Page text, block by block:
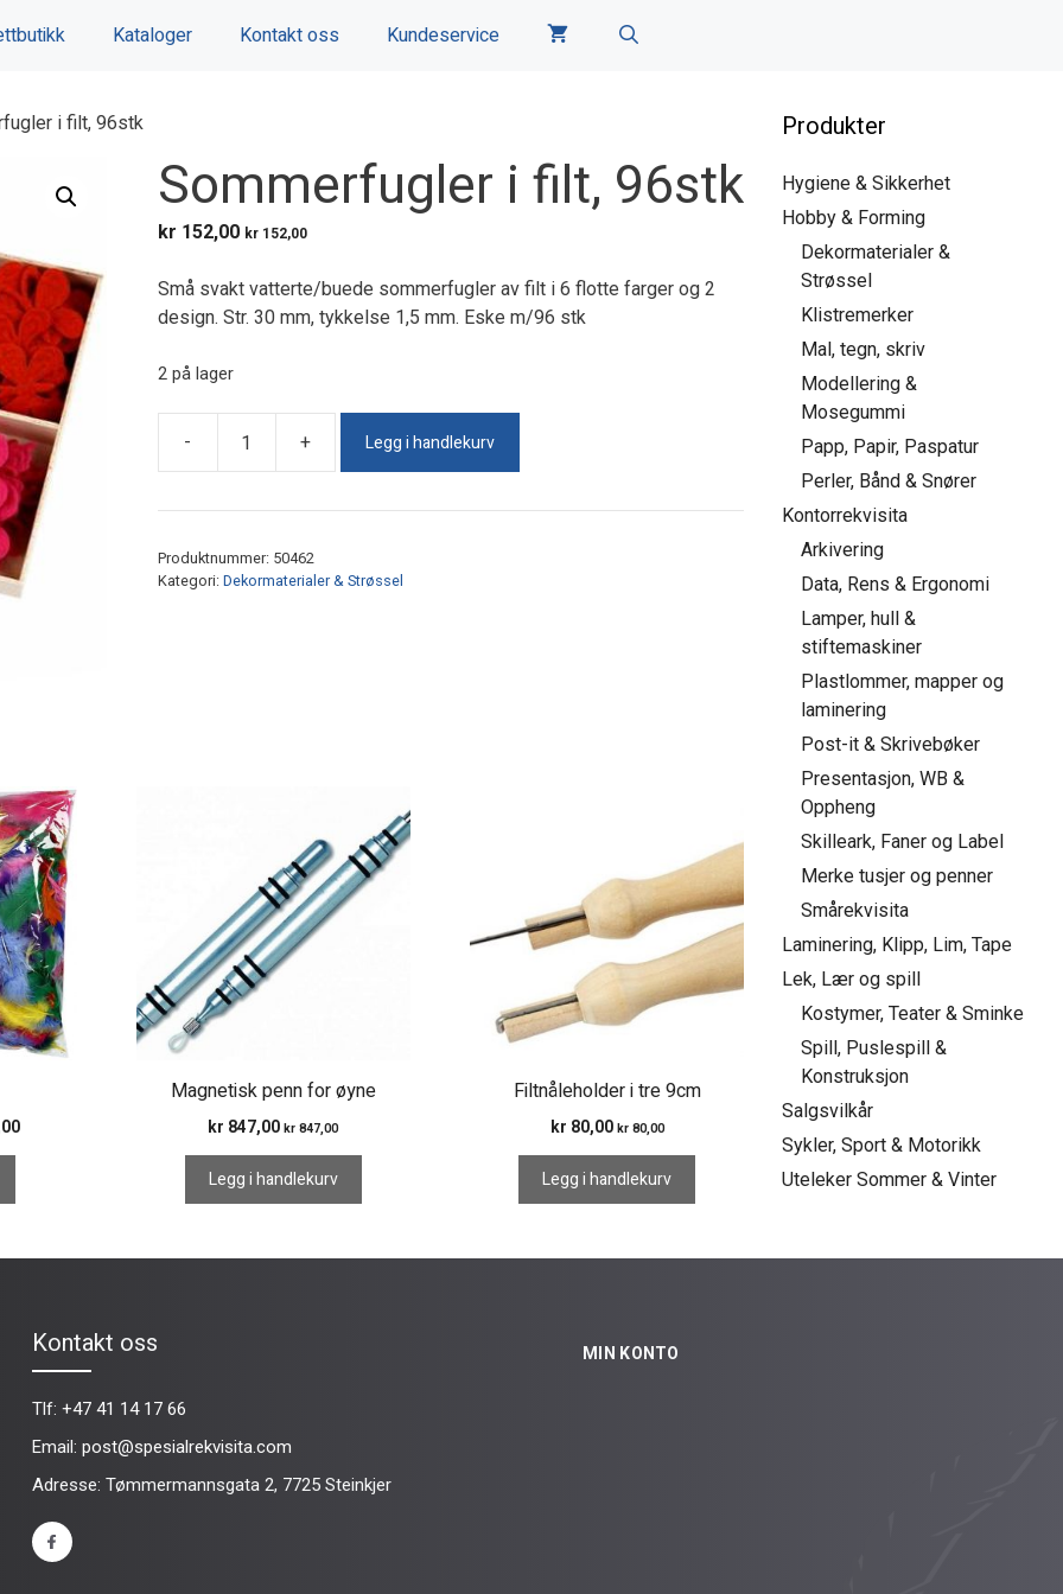
Kataloger Kontakt oss Kundeservice
i filt, 96stk
Sommerfugler i filt, 96stk
kr 152,00 kr152,00
Små svakt vatterte/buede sommerfugler av filt i 6 flotte farger og 2
design. Str. 30 mm, tykkelse 1,5 mm. Eske m/96 stk
2 på lager
-
Sommerfugler
filt,
antall
+ Legg i handlekurv
Produktnummer: 50462
Kategori: Dekormaterialer & Strøssel
Prisområde:
Magnetisk penn for øyne
kr 847,00 kr 847,00
Legg i handlekurv
Filtnåleholder i tre 9cm
kr 80,00 kr80,00
Legg i handlekurv
Produkter
Hygiene & Sikkerhet
Hobby & Forming
Dekormaterialer &
Strøssel
Klistremerker
Mal, tegn, skriv
Modellering &
Mosegummi
Papp, Papir, Paspatur
Perler, Bånd & Snører
Kontorrekvisita
Arkivering
Data, Rens & Ergonomi
Lamper, hull &
stiftemaskiner
Plastlommer, mapper og
laminering
Post-it & Skrivebøker
Presentasjon, WB &
Oppheng
Skilleark, Faner og Label
Merke tusjer og penner
Smårekvisita
Laminering, Klipp, Lim, Tape
Lek, Lær og spill
Kostymer, Teater & Sminke
Spill, Puslespill &
Konstruksjon
Salgsvilkår
Sykler, Sport & Motorikk
Uteleker Sommer & Vinter
Kontakt oss
Tlf: +47 41 14 17 66
Email: post@spesialrekvisita.com
Adresse: Tømmermannsgata 2, 7725 Steinkjer
MIN KONTO